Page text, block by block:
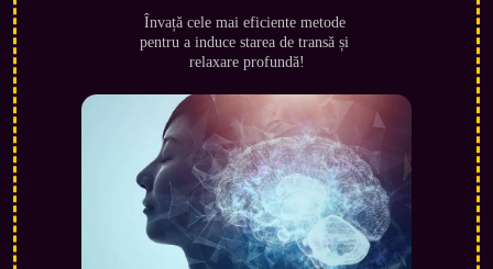
Învață cele mai eficiente metode
pentru a induce starea de transă și
relaxare profundă!